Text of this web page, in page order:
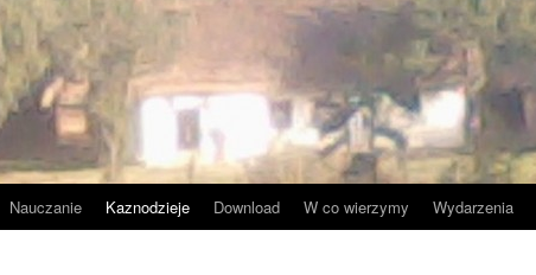
Nauczanie Kaznodzieje Download W co wierzymy Wydarzenia